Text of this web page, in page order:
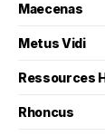
Maecenas
Metus Vidi
Ressources
Rhoncus